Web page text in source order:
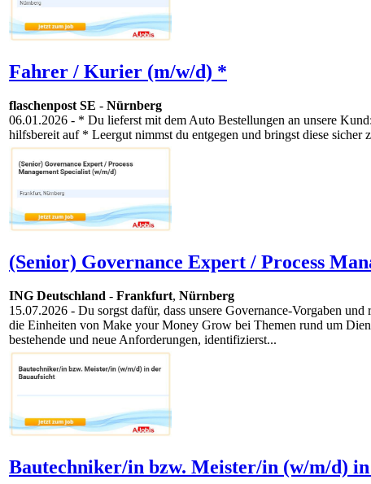
Fahrer / Kurier (m/w/d) *
flaschenpost SE - Nürnberg
06.01.2026 - * Du lieferst mit dem Auto Bestellungen an unsere
hilfsbereit auf * Leergut nimmst du entgegen und bringst diese sicher
(Senior) Governance Expert / Process
ING Deutschland - Frankfurt, Nürnberg
15.07.2026 - Du sorgst dafür, dass unsere Governance-Vorgaben
die Einheiten von Make your Money Grow bei Themen rund um
bestehende und neue Anforderungen, identifizierst...
Bautechniker/in bzw. Meister/in (w/m/d)